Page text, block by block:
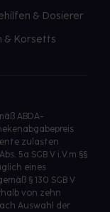
& Dosierer
& Korsetts
ABDA-
zulasten
5a SGB V i.V.m §§
eines
§ 130 SGB V
von zehn
Auswahl der